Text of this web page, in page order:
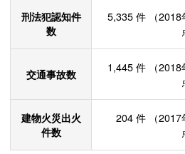
刑法犯認知件
数
5,335 件
（
交通事故数 1,445 件
（
建物火災出火
件数
204 件
（